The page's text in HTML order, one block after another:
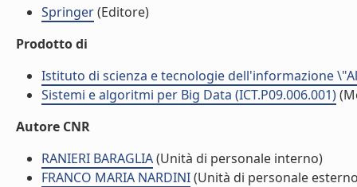
Springer(Editore)
Prodotto di
Istituto di scienza e tecnologie dell'informazione
Sistemi e algoritmi per Big Data (ICT.P09.006.001)
Autore CNR
RANIERI BARAGLIA(Unità di personale interno)
FRANCO MARIA NARDINI(Unità di personale